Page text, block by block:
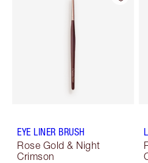
EYE LINER BRUSH
Rose Gold & Night
Crimson